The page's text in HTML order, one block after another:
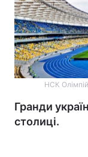
НСК
Гранди
столиці.